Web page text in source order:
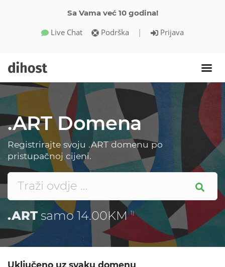
Sa Vama već 10 godina!
Live Chat Podrška | Prijava
.ART Domena
Registrirajte svoju .ART domenu po
pristupačnoj cijeni.
.ARTsamo 14.00KM1)
Uključeno uz svaku domenu